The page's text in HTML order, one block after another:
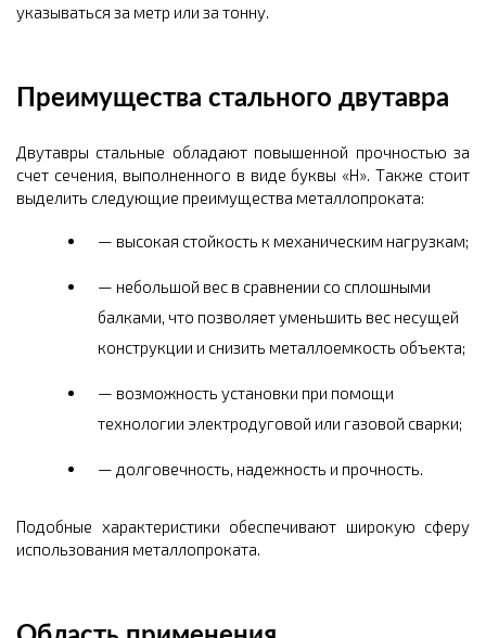
указываться за метр или за тонну.
Преимущества стального двутавра
Двутавры стальные обладают повышенной прочностью за
счет сечения, выполненного в виде буквы «Н». Также стоит
выделить следующие преимущества металлопроката:
высокая стойкость к механическим нагрузкам;
небольшой вес в сравнении со сплошными
балками, что позволяет уменьшить вес несущей
конструкции и снизить металлоемкость объекта;
возможность установки при помощи
технологии электродуговой или газовой сварки;
долговечность, надежность и прочность.
Подобные характеристики обеспечивают широкую сферу
использования металлопроката.